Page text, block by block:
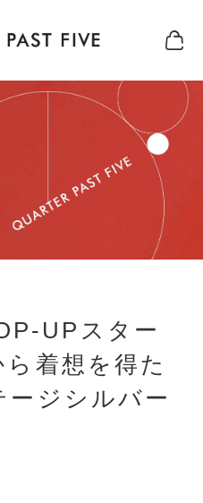
UPスター
ら着想を得た
ージシルバー